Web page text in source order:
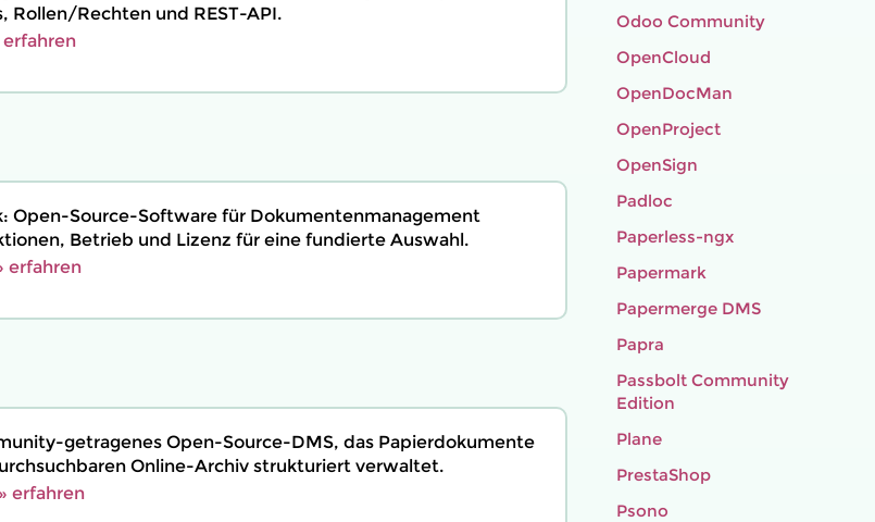
Rollen/Rechten und REST-API.
erfahren
Open-Source-Software für Dokumentenmanagement
Betrieb und Lizenz für eine fundierte Auswahl.
erfahren
getragenes Open-Source-DMS, das Papierdokumente
Online-Archiv strukturiert verwaltet.
erfahren
Odoo Community
OpenCloud
OpenDocMan
OpenProject
OpenSign
Padloc
Paperless-ngx
Papermark
Papermerge DMS
Papra
Passbolt Community
Edition
Plane
PrestaShop
Psono